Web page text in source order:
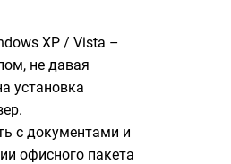
XP / Vista –
не давая
установка
с документами и
офисного пакета